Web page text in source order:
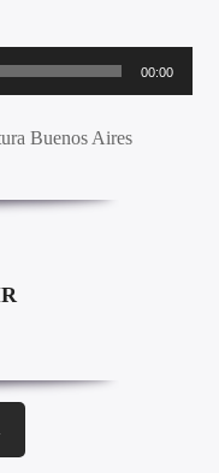
00:00
Buenos Aires